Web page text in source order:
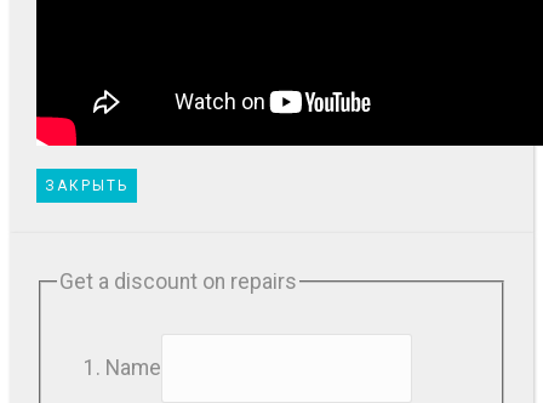
ЗАКРЫТЬ
Get a discount on repairs
Name